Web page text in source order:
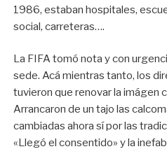
1986, estaban hospitales,
social, carreteras….
La FIFA tomó nota y con
sede. Acá mientras tanto, los
tuvieron que renovar la imágen
Arrancaron de un tajo las
cambiadas ahora sí por las
«Llegó el consentido» y la